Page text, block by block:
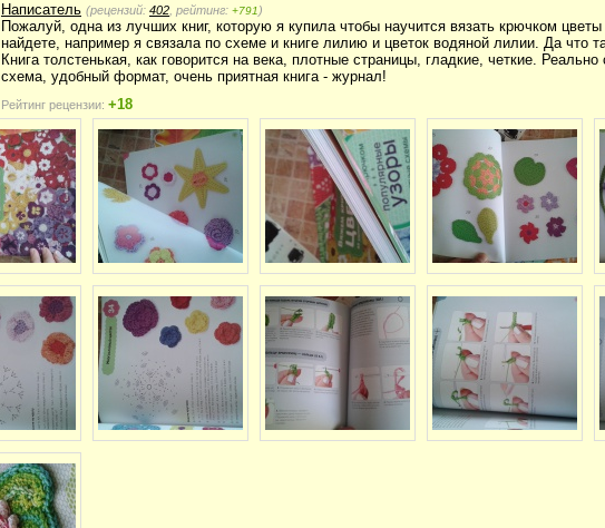
Написатель (рецензий: 402 , рейтинг: +791)
Пожалуй, одна из лучших книг, которую я купила чтобы научится вязать крючком
найдете, например я связала по схеме и книге лилию и цветок водяной лилии. Да что
Книга толстенькая, как говорится на века, плотные страницы, гладкие, четкие.
схема, удобный формат, очень приятная книга - журнал!
Рейтинг рецензии: +18